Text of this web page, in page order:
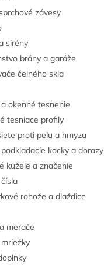
závesy
sirény
brány a garáže
čelného skla
okenné tesnenie
tesniace profily
proti peľu a hmyzu
kocky a dorazy
kužele a značenie
rohože a dlaždice
merače